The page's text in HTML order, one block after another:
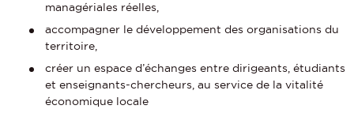
managériales réelles,
accompagner le développement des organisations du
territoire,
créer un espace d’échanges entre dirigeants, étudiants
et enseignants-chercheurs, au service de la vitalité
économique locale